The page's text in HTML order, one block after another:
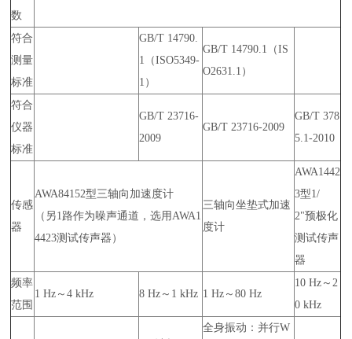
数
符合
测量
标准
GB/T 14790.
1（ISO5349-
1）
GB/T 14790.1（IS
O2631.1）
符合
仪器
标准
GB/T 23716-
2009
GB/T 23716-2009
GB/T 378
5.1-2010
传感
器
AWA84152型三轴向加速度计
（另1路作为噪声通道，选用AWA1
4423测试传声器）
三轴向坐垫式加速
度计
AWA1442
3型1/
2"预极化
测试传声
器
频率
范围
1 Hz～4 kHz 8 Hz～1 kHz 1 Hz～80 Hz
10 Hz～2
0 kHz
全身振动：并行W